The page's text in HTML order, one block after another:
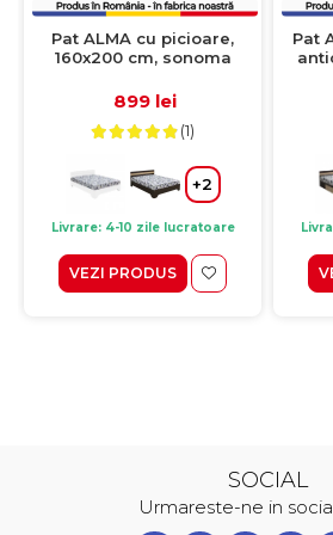
Pat ALMA cu picioare,
160x200 cm, sonoma
899 lei
(1)
+2
Livrare: 4-10 zile lucratoare
VEZI PRODUS
Pat
SOCIAL
Urmareste-ne in